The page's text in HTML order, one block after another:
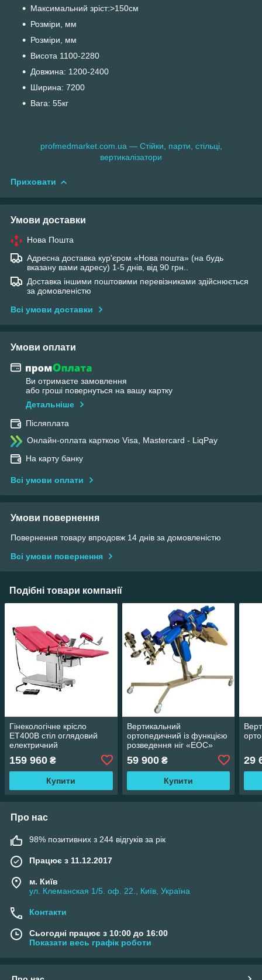
Максимальний зріст:>150см
Розміри, мм
Розміри, мм
Висота 1100-2280
Довжина: 1200-2400
Ширина: 7200
Вага: 55кг
profmedmarket.com.ua — Стійки, парти, стільці,
вертикалізатори
Приховати
Умови доставки
Нова Пошта
Адресна доставка кур'єром «Нова пошта» (на будь
вказану вами адресу) 1-5 днів, від 90 грн..
Доставка іншими поштовими перевізниками здійснюється
за домовленістю
Всі умови доставки
Умови оплати
Ви отримаєте замовлення
або гроші повернуться на вашу картку
Детальніше
Післяплата
Онлайн-оплата карткою Visa, Mastercard - LiqPay
На карту банку
Всі умови оплати
Умови повернення
Повернення товару впродовж 14 днів за домовленістю
Всі умови повернення
Подібні товари компанії
Гінекологічне крісло
ЕТ400В стіл оглядовий
електричний
159 960 ₴
Купити
Вертикальний
ортопедичний із функцією
розведення ніг «ЕОС»
59 900₴
Купити
29
Про нас
98% позитивних з 244 відгуків за рік
Працює з 11.12.2017
м. Київ
ул. Клеманская 1/5. оф. 22., Київ, Україна
Контакти
Сьогодні працює з 10:00 до 16:00
Показати весь графік роботи